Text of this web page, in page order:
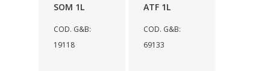
SOM 1L
COD. G&B:
19118
ATF 1L
COD. G&B:
69133